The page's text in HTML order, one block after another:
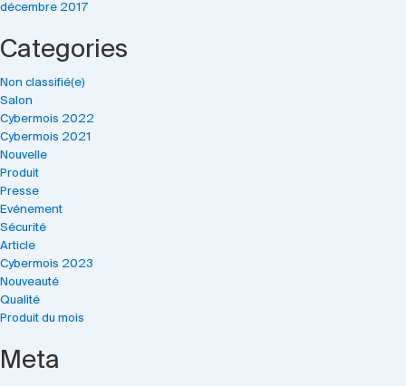
décembre 2017
Categories
Non classifié(e)
Salon
Cybermois 2022
Cybermois 2021
Nouvelle
Produit
Presse
Evénement
Sécurité
Article
Cybermois 2023
Nouveauté
Qualité
Produit du mois
Meta